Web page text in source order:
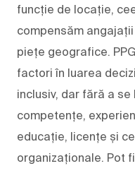
funcție de locație,
compensăm
piețe geografice.
factori în luarea
inclusiv, dar fără a
competențe,
educație, licențe și
organizaționale. Pot